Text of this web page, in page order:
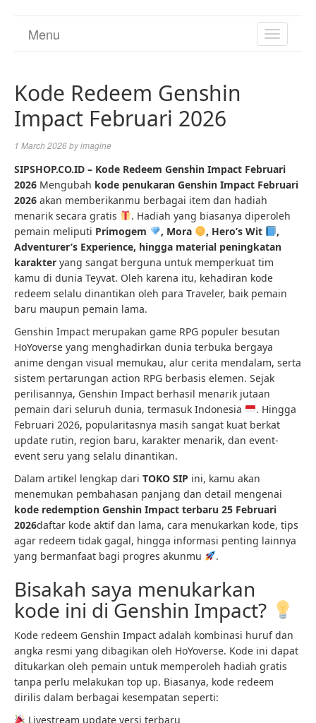
TOGGLE
Menu
Kode Redeem Genshin
Impact Februari 2026
1 March 2026byimagine
SIPSHOP.CO.ID – Kode Redeem Genshin Impact Februari
2026 Mengubah kode penukaran Genshin Impact Februari
2026 akan memberikanmu berbagai item dan hadiah
menarik secara gratis
. Hadiah yang biasanya diperoleh
pemain meliputi Primogem , Mora , Hero’s Wit
,
Adventurer’s Experience, hingga material peningkatan
karakter yang sangat berguna untuk memperkuat tim
kamu di dunia Teyvat. Oleh karena itu, kehadiran kode
redeem selalu dinantikan oleh para Traveler, baik pemain
baru maupun pemain lama.
Genshin Impact merupakan game RPG populer besutan
HoYoverse yang menghadirkan dunia terbuka bergaya
anime dengan visual memukau, alur cerita mendalam, serta
sistem pertarungan action RPG berbasis elemen. Sejak
perilisannya, Genshin Impact berhasil menarik jutaan
pemain dari seluruh dunia, termasuk Indonesia
. Hingga
Februari 2026, popularitasnya masih sangat kuat berkat
update rutin, region baru, karakter menarik, dan event-
event seru yang selalu dinantikan.
Dalam artikel lengkap dari TOKO SIP ini, kamu akan
menemukan pembahasan panjang dan detail mengenai
kode redemption Genshin Impact terbaru 25 Februari
2026daftar kode aktif dan lama, cara menukarkan kode, tips
agar redeem tidak gagal, hingga informasi penting lainnya
yang bermanfaat bagi progres akunmu
.
Bisakah saya menukarkan
kode ini di Genshin Impact?
Kode redeem Genshin Impact adalah kombinasi huruf dan
angka resmi yang dibagikan oleh HoYoverse. Kode ini dapat
ditukarkan oleh pemain untuk memperoleh hadiah gratis
tanpa perlu melakukan top up. Biasanya, kode redeem
dirilis dalam berbagai kesempatan seperti:
Livestream update versi terbaru